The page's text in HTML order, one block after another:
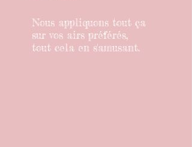
Nous appliquons tout ça
sur vos airs préférés,
tout cela en s'amusant.